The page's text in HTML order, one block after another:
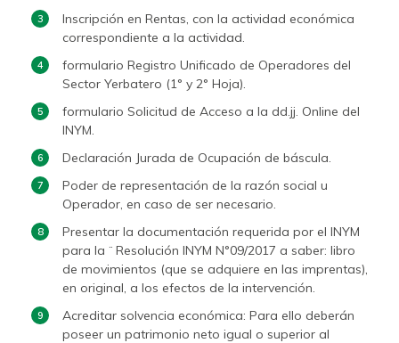
Inscripción en Rentas, con la actividad económica
correspondiente a la actividad.
formulario Registro Unificado de Operadores del
Sector Yerbatero (1° y 2° Hoja).
formulario Solicitud de Acceso a la dd.jj. Online del
INYM.
Declaración Jurada de Ocupación de báscula.
Poder de representación de la razón social u
Operador, en caso de ser necesario.
Presentar la documentación requerida por el INYM
para la ¨ Resolución INYM N°09/2017 a saber: libro
de movimientos (que se adquiere en las imprentas),
en original, a los efectos de la intervención.
Acreditar solvencia económica: Para ello deberán
poseer un patrimonio neto igual o superior al